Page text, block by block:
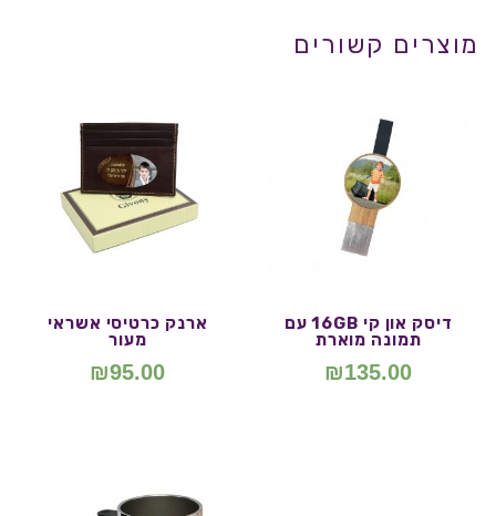
מוצרים קשורים
דיסק און קי 16GB עם
תמונה מוארת
₪135.00
ארנק כרטיסי אשראי
מעור
₪95.00